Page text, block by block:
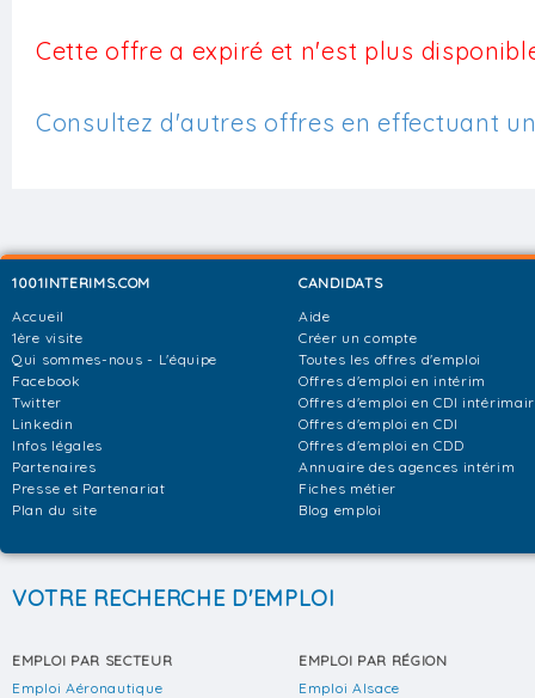
Cette offre a expiré et n'est plus
Consultez d'autres offres en effectuant
1001INTERIMS.COM
Accueil
1ère visite
Qui sommes-nous - L'équipe
Facebook
Twitter
Linkedin
Infos légales
Partenaires
Presse et Partenariat
Plan du site
CANDIDATS
Aide
Créer un compte
Toutes les offres d'emploi
Offres d'emploi en intérim
Offres d'emploi en CDI
Offres d'emploi en CDI
Offres d'emploi en CDD
Annuaire des agences intérim
Fiches métier
Blog emploi
VOTRE RECHERCHE D'EMPLOI
EMPLOI PAR SECTEUR
Emploi Aéronautique
EMPLOI PAR RÉGION
Emploi Alsace